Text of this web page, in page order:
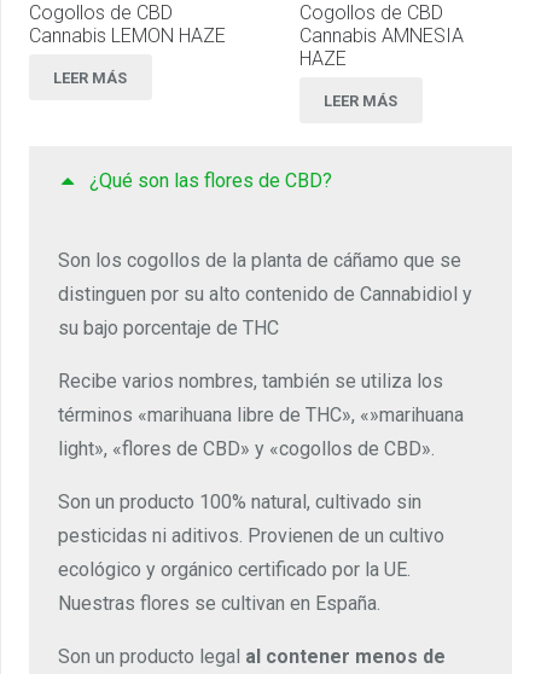
Cogollos de CBD
Cannabis LEMON HAZE
LEER MÁS
Cogollos de CBD
Cannabis AMNESIA
HAZE
LEER MÁS
¿Qué son las flores de CBD?
Son los cogollos de la planta de cáñamo que se
distinguen por su alto contenido de Cannabidiol y
su bajo porcentaje de THC
Recibe varios nombres, también se utiliza los
términos «marihuana libre de THC», «»marihuana
light», «flores de CBD» y «cogollos de CBD».
Son un producto 100% natural, cultivado sin
pesticidas ni aditivos. Provienen de un cultivo
ecológico y orgánico certificado por la UE.
Nuestras flores se cultivan en España.
Son un producto legal al contener menos de